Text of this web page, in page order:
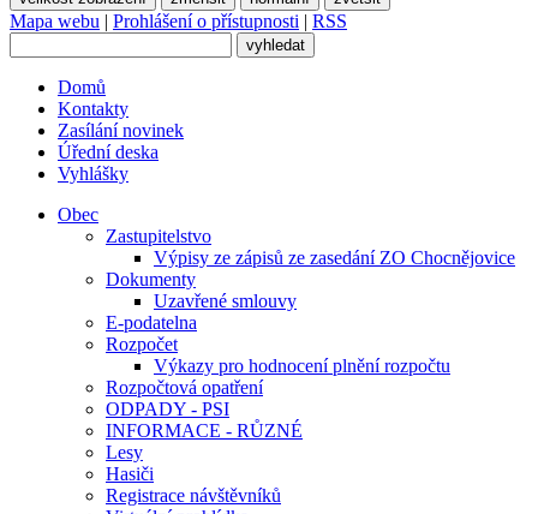
Mapa webu | Prohlášení o přístupnosti | RSS
Domů
Kontakty
Zasílání novinek
Úřední deska
Vyhlášky
Obec
Zastupitelstvo
Výpisy ze zápisů ze zasedání ZO Chocnějovice
Dokumenty
Uzavřené smlouvy
E-podatelna
Rozpočet
Výkazy pro hodnocení plnění rozpočtu
Rozpočtová opatření
ODPADY - PSI
INFORMACE - RŮZNÉ
Lesy
Hasiči
Registrace návštěvníků